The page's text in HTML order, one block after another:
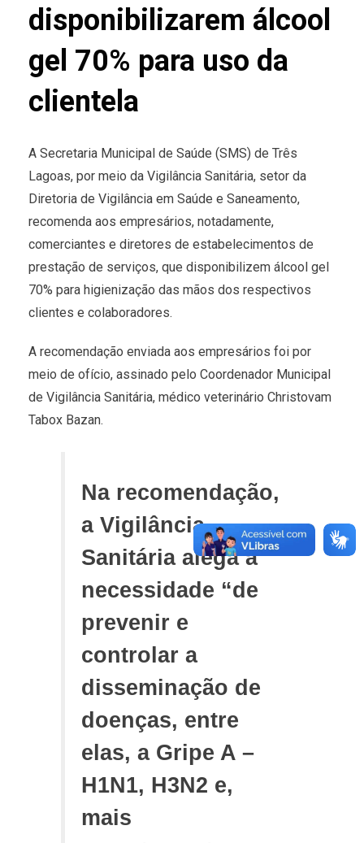
disponibilizarem álcool
gel 70% para uso da
clientela
A Secretaria Municipal de Saúde (SMS) de Três
Lagoas, por meio da Vigilância Sanitária, setor da
Diretoria de Vigilância em Saúde e Saneamento,
recomenda aos empresários, notadamente,
comerciantes e diretores de estabelecimentos de
prestação de serviços, que disponibilizem álcool gel
70% para higienização das mãos dos respectivos
clientes e colaboradores.
A recomendação enviada aos empresários foi por
meio de ofício, assinado pelo Coordenador Municipal
de Vigilância Sanitária, médico veterinário Christovam
Tabox Bazan.
Na recomendação,
a Vigilância
Sanitária alega a
necessidade “de
prevenir e
controlar a
disseminação de
doenças, entre
elas, a Gripe A –
H1N1, H3N2 e,
mais